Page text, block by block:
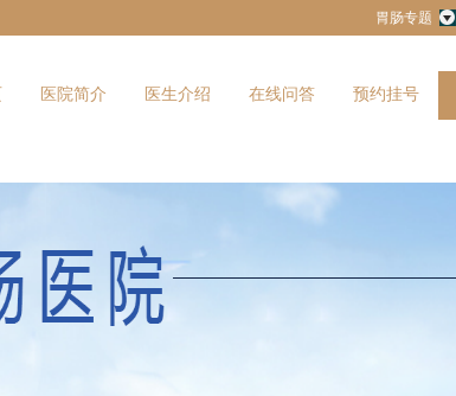
胃肠专题
医院简介 医生介绍 在线问答 预约挂号